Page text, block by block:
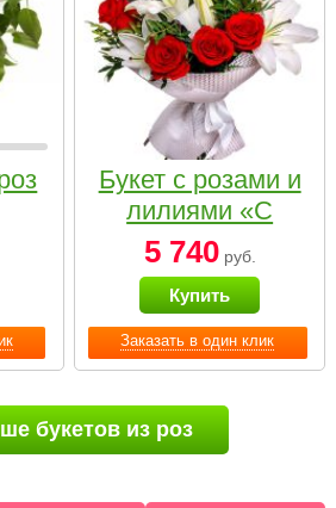
Заказать в один клик
Букет с розами и
лилиями «С
наилучшими
пожеланиями»
5 740руб.
Купить
букетов из роз